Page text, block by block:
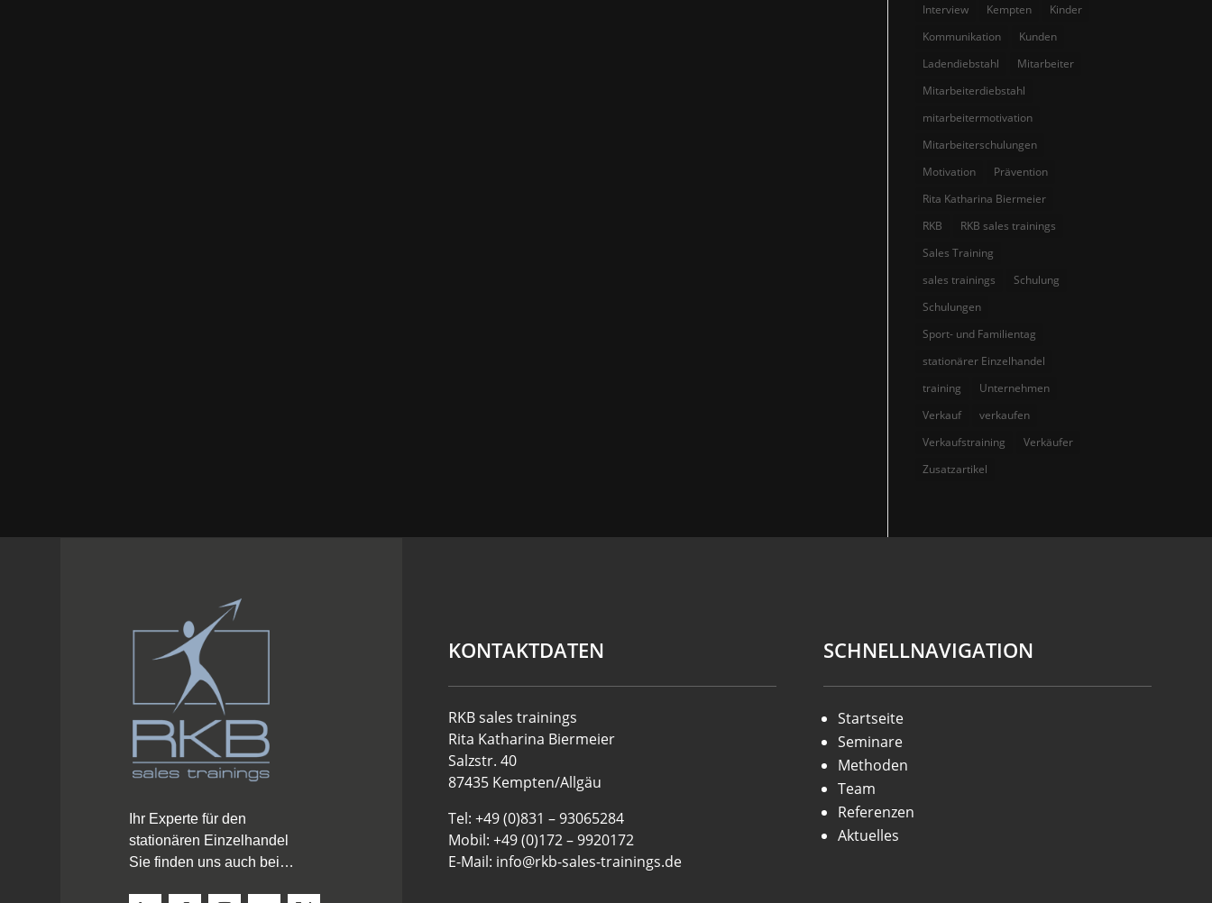
Interview
Kempten
Kinder
Kommunikation
Kunden
Ladendiebstahl
Mitarbeiter
Mitarbeiterdiebstahl
mitarbeitermotivation
Mitarbeiterschulungen
Motivation
Prävention
Rita Katharina Biermeier
RKB
RKB sales trainings
Sales Training
sales trainings
Schulung
Schulungen
Sport- und Familientag
stationärer Einzelhandel
training
Unternehmen
Verkauf
verkaufen
Verkaufstraining
Verkäufer
Zusatzartikel
Ihr Experte für den
stationären Einzelhandel
Sie finden uns auch bei…
KONTAKTDATEN
RKB sales trainings
Rita Katharina Biermeier
Salzstr. 40
87435 Kempten/Allgäu
Tel: +49 (0)831 – 93065284
Mobil: +49 (0)172 – 9920172
E-Mail: info@rkb-sales-trainings.de
SCHNELLNAVIGATION
Startseite
Seminare
Methoden
Team
Referenzen
Aktuelles